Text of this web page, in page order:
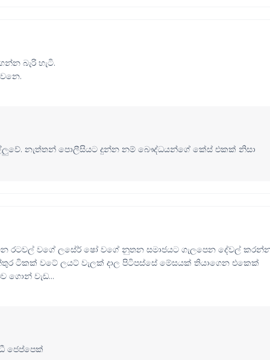
බැරි හැටි.
නැත්තන් පොලීසියට දුන්න නම් බෞද්ධයන්ගේ කේස් එකක් නිසා
රටවල් වගේ ලසේර් ෂෝ වගේ නුතන සමාජයට ගැලපෙන දේවල්
ටිකක් වටේ ලයට් වැලක් දාල පිටිපස්සේ මේසයක් තියාගෙන එකෙක්
ගොන් වැඩ...
ජෙප්පෙක්